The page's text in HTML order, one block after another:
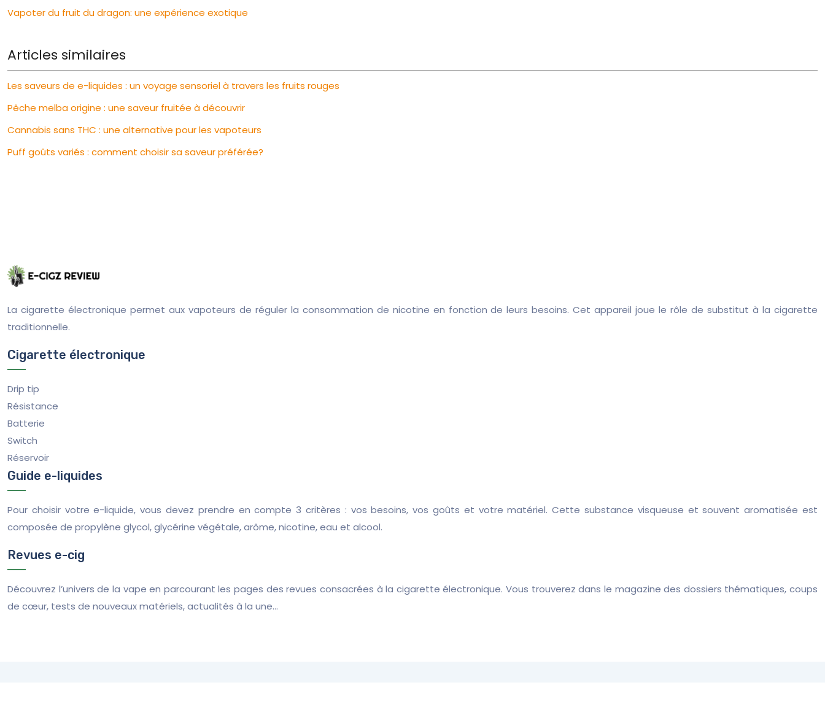
Vapoter du fruit du dragon: une expérience exotique
Articles similaires
Les saveurs de e-liquides : un voyage sensoriel à travers les fruits rouges
Pêche melba origine : une saveur fruitée à découvrir
Cannabis sans THC : une alternative pour les vapoteurs
Puff goûts variés : comment choisir sa saveur préférée?
La cigarette électronique permet aux vapoteurs de réguler la consommation de nicotine en fonction de leurs besoins. Cet appareil joue le rôle de substitut à la cigarette
traditionnelle.
Cigarette électronique
Drip tip
Résistance
Batterie
Switch
Réservoir
Guide e-liquides
Pour choisir votre e-liquide, vous devez prendre en compte 3 critères : vos besoins, vos goûts et votre matériel. Cette substance visqueuse et souvent aromatisée est
composée de propylène glycol, glycérine végétale, arôme, nicotine, eau et alcool.
Revues e-cig
Découvrez l’univers de la vape en parcourant les pages des revues consacrées à la cigarette électronique. Vous trouverez dans le magazine des dossiers thématiques, coups
de cœur, tests de nouveaux matériels, actualités à la une…